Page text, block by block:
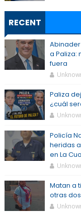
RECENT
a Paliza:
fuera
Paliza
¿cuál
Policía
heridas
en La
Matan a
otras